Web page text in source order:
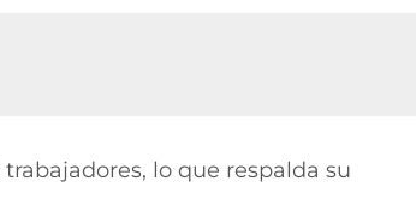
lo que respalda su